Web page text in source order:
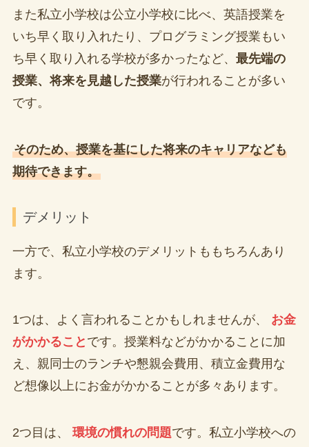
また私立小学校は公立小学校に比べ、英語授業を
いち早く取り入れたり、プログラミング授業もい
ち早く取り入れる学校が多かったなど、 最先端の
授業、将来を見越した授業が行われることが多い
です。
そのため、授業を基にした将来のキャリアなども
期待できます。
デメリット
一方で、私立小学校のデメリットももちろんあり
ます。
1つは、よく言われることかもしれませんが、 お金
がかかること です。授業料などがかかることに加
え、親同士のランチや懇親会費用、積立金費用な
ど想像以上にお金がかかることが多々あります。
2つ目は、 環境の慣れの問題です。私立小学校への